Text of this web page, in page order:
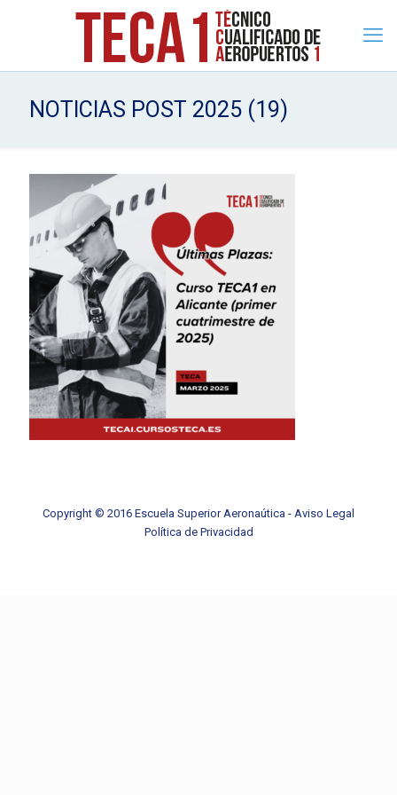
NOTICIAS POST 2025 (19)
Copyright © 2016 Escuela Superior Aeronaútica - Aviso Legal
Política de Privacidad